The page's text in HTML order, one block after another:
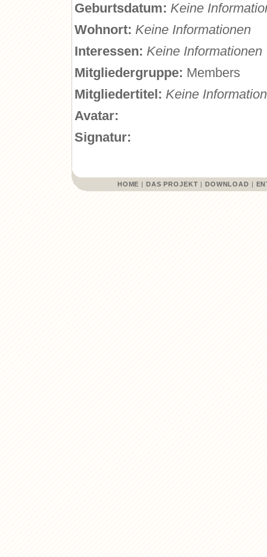
Geburtsdatum: Keine
Wohnort: Keine Informationen
Interessen: Keine Informationen
Mitgliedergruppe: Members
Mitgliedertitel: Keine
Avatar:
Signatur:
HOME | DAS PROJEKT | DOWNLOAD |